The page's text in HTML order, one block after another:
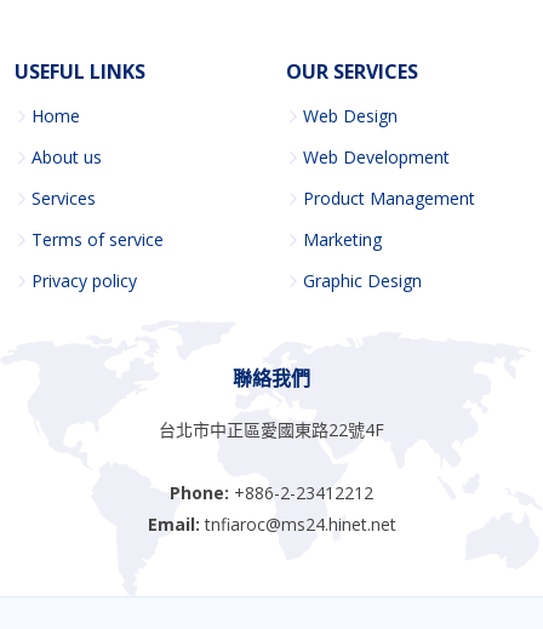
USEFUL LINKS
Home
About us
Services
Terms of service
Privacy policy
OUR SERVICES
Web Design
Web Development
Product Management
Marketing
Graphic Design
聯絡我們
台北市中正區愛國東路22號4F
Phone: +886-2-23412212
Email: tnfiaroc@ms24.hinet.net